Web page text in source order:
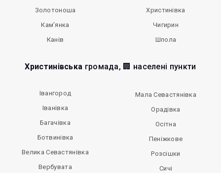
Золотоноша
Кам'янка
Канів
Христинівка
Чигирин
Шпола
Христинівська громада, 🏢 населені пункти
Івангород
Іванівка
Багачівка
Ботвинівка
Велика Севастянівка
Вербувата
Мала Севастянівка
Орадівка
Осітна
Пеніжкове
Розсішки
Сичі